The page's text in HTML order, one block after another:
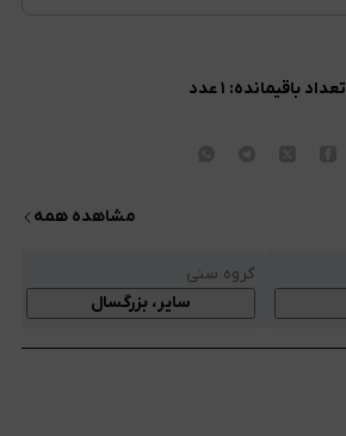
تعداد باقیمانده: ۱عدد
مشاهده همه
گروه سنی
سایر، بزرگسال